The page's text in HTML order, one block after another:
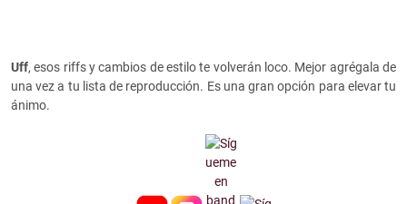
Uff, esos riffs y cambios de estilo te volverán loco. Mejor agrégala de
una vez a tu lista de reproducción. Es una gran opción para elevar tu
ánimo.